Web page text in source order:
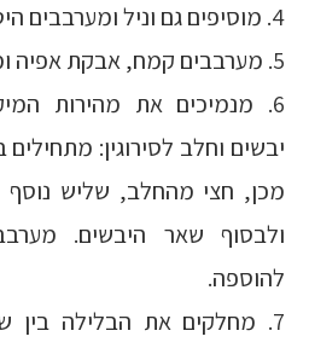
4. מוסיפים גם וניל ומערבבים היטב.
5. מערבבים קמח, אבקת אפיה ומלח בקערה קטנה.
6. מנמיכים את מהירות
יבשים וחלב לסירוגין:
מכן, חצי מהחלב, שליש
ולבסוף שאר היבשים.
להוספה.
7. מחלקים את הבלילה בין